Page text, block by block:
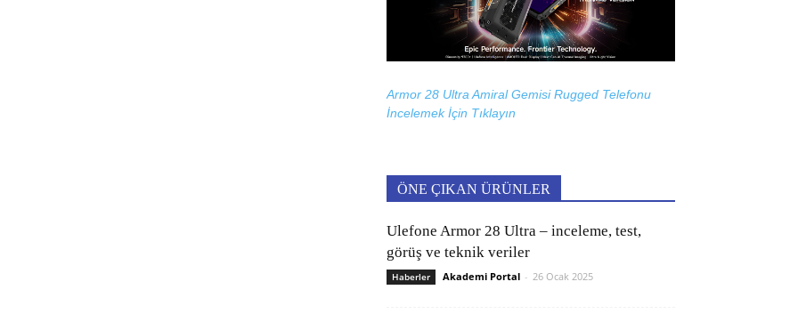
Armor 28 Ultra Amiral Gemisi Rugged Telefonu
İncelemek İçin Tıklayın
ÖNE ÇIKAN ÜRÜNLER
Ulefone Armor 28 Ultra – inceleme, test,
görüş ve teknik veriler
Haberler Akademi Portal - 26 Ocak 2025